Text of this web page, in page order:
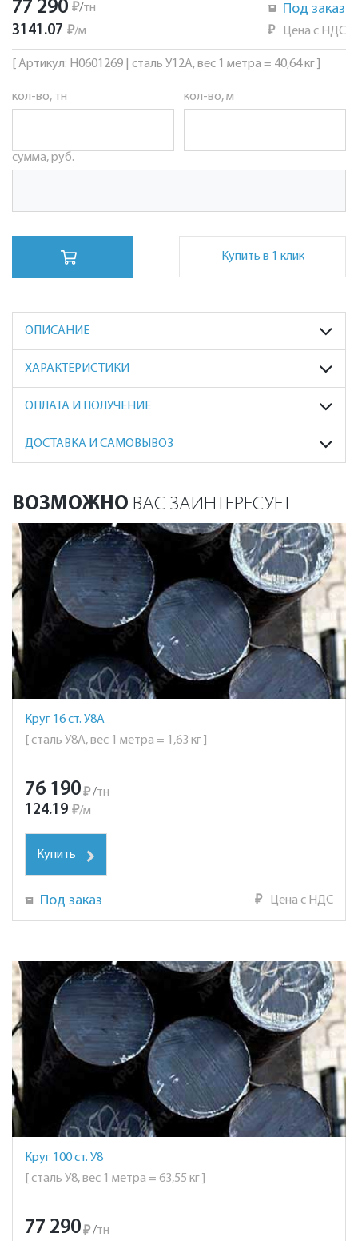
77 290 ₽/тн
3141.07 ₽/м
Под заказ
₽ Цена с НДС
[ Артикул: Н0601269 | сталь У12А, вес 1 метра = 40,64 кг ]
кол-во, тн кол-во, м
сумма, руб.
Купить в 1 клик
ОПИСАНИЕ
ХАРАКТЕРИСТИКИ
ОПЛАТА И ПОЛУЧЕНИЕ
ДОСТАВКА И САМОВЫВОЗ
ВОЗМОЖНО ВАС ЗАИНТЕРЕСУЕТ
Круг 16 ст. У8А
[ сталь У8А, вес 1 метра = 1,63 кг ]
76 190₽ /тн
124.19 ₽/м
Купить
Под заказ ₽ Цена с НДС
Круг 100 ст. У8
[ сталь У8, вес 1 метра = 63,55 кг ]
77 290₽ /тн